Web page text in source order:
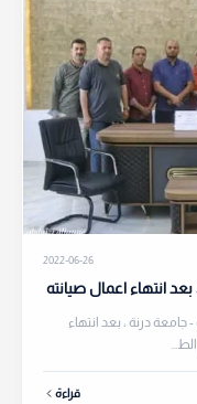
2022-06-26
انتهاء اعمال صيانته
درنة ، بعد انتهاء
قراءة